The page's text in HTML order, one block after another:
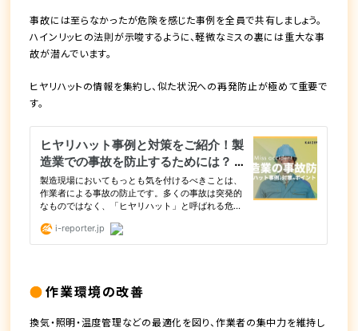
事故には至らなかったが危険を感じた事例を全員で共有しましょう。
ハインリッヒの法則が示唆するように、軽微なミスの裏には重大な事
故が潜んでいます。
ヒヤリハットの情報を集約し、似た状況への再発防止が極めて重要で
す。
作業環境の改善
換気・照明・温度管理などの最適化を図り、作業者の集中力を維持し